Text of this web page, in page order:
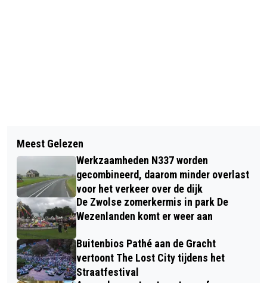
STEEDS MEER ZICHT OP CRIMINELE
NETWERKEN: POLITIE ONTDEKT MEER
DRUGSLABS IN OOST-NEDERLAND
ISALA VERPLICHT MONDMASKER
NIET, MAAR HET IS WEL DRINGEND
AAN TE RADEN EEN TE DRAGEN
Meest Gelezen
Werkzaamheden N337 worden
gecombineerd, daarom minder overlast
voor het verkeer over de dijk
De Zwolse zomerkermis in park De
Wezenlanden komt er weer aan
Buitenbios Pathé aan de Gracht
vertoont The Lost City tijdens het
Straatfestival